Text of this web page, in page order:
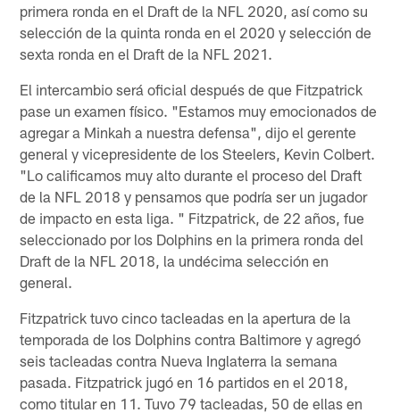
primera ronda en el Draft de la NFL 2020, así como su
selección de la quinta ronda en el 2020 y selección de
sexta ronda en el Draft de la NFL 2021.
El intercambio será oficial después de que Fitzpatrick
pase un examen físico. "Estamos muy emocionados de
agregar a Minkah a nuestra defensa", dijo el gerente
general y vicepresidente de los Steelers, Kevin Colbert.
"Lo calificamos muy alto durante el proceso del Draft
de la NFL 2018 y pensamos que podría ser un jugador
de impacto en esta liga. " Fitzpatrick, de 22 años, fue
seleccionado por los Dolphins en la primera ronda del
Draft de la NFL 2018, la undécima selección en
general.
Fitzpatrick tuvo cinco tacleadas en la apertura de la
temporada de los Dolphins contra Baltimore y agregó
seis tacleadas contra Nueva Inglaterra la semana
pasada. Fitzpatrick jugó en 16 partidos en el 2018,
como titular en 11. Tuvo 79 tacleadas, 50 de ellas en